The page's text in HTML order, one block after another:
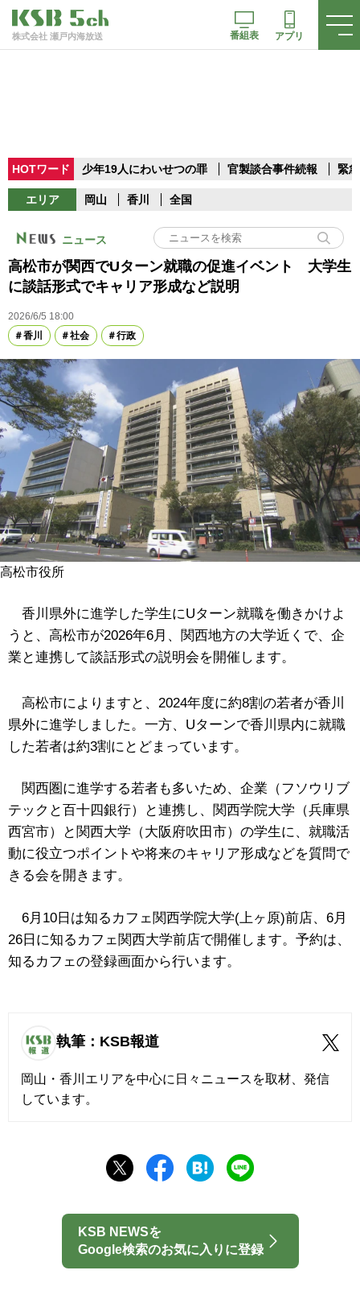
株式会社 瀬戸内海放送 番組表 アプリ
HOTワード 少年19人にわいせつの罪 官製談合事件続報 緊
エリア 岡山 香川 全国
ニュース
高松市が関西でUターン就職の促進イベント 大学生
に談話形式でキャリア形成など説明
2026/6/5 18:00
香川
社会 行政
高松市役所
香川県外に進学した学生にUターン就職を働きかけよ
うと、 高松市が2026年6月、関西地方の大学近く で、企
業と連携して談話形式の説明会を開催します。
高松市によりますと、2024年度に約8割の若者が香川
県外に進学しました。一方、Uターンで香川県内に就職
した若者は約3割にとどまっています。
関西圏に進学する若者も多いため、企業（フソウリブ
テックと百十四銀行）と連携し、関西学院大学（兵庫県
西宮市）と関西大学（大阪府吹田市）の学生に、就職活
動に役立つポイントや将来のキャリア形成などを質問で
きる会を開きます。
6月10日は知るカフェ関西学院大学(上ヶ原)前店、6月
26日に知るカフェ関西大学前店で開催します。予約は、
知るカフェの登録画面から行います。
執筆：KSB報道
岡山・香川エリアを中心に日々ニュースを取材、発信
しています。
KSB NEWSを
Google検索のお気に入りに登録